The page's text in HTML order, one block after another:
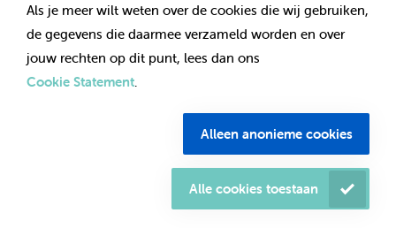
Als je meer wilt weten over de cookies die wij gebruiken,
de gegevens die daarmee verzameld worden en over
jouw rechten op dit punt, lees dan ons
Cookie Statement
Alleen anonieme cookies
Alle cookies toestaan
Menu
Vestiging Noord- en Oost-Nederland
Dokter Stolteweg 46
© Advizo 2026. Alle rechten voorbehouden.
Documenten & bedrijfsgegevens
Onderdeel van Partinzo